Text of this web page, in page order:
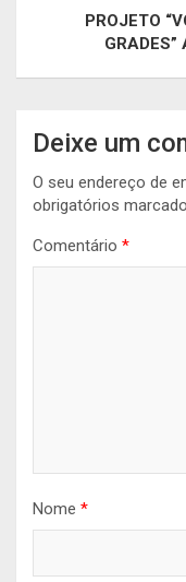
PROJETO
Deixe um
O seu endereço de
obrigatórios
Comentário *
Nome *